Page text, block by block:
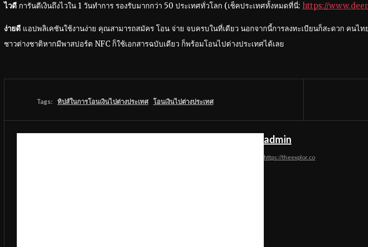
ไวดี การันตีเงินถึงไวใน 1 วันทำการ รองรับมากกว่า 50 ประเทศทั่วโลก (เช็คประเทศทั้งหมดที่นี่: https://
ง่ายดี แอปพลิเคชันใช้งานง่าย คุณสามารถสมัคร โอน จ่าย จบครบในที่เดียว นอกจากนี้การลงทะเบียนก็สะดวก คนไท
ชาวต่างชาติหากมีพาสปอร์ต NFC ก็ใช้เอกสารฉบับเดียว ก็พร้อมโอนไปต่างประเทศได้เลย
Tags: ทิปส์ในการโอนเงินไปต่างประเทศ โอนเงินไปต่างประเทศ
admin
https://theexplor.co